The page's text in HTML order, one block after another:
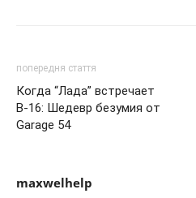
попередня стаття
Когда “Лада” встречает
В-16: Шедевр безумия от
Garage 54
maxwelhelp